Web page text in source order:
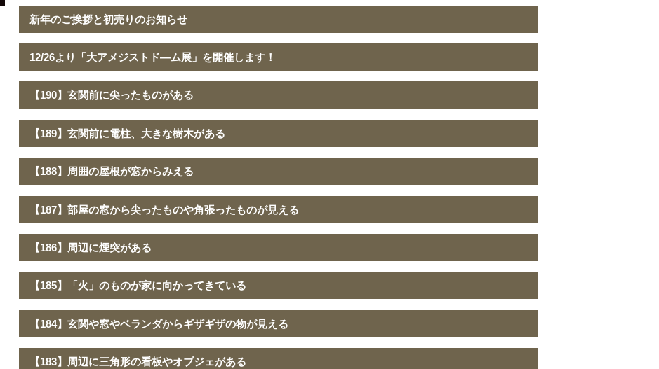
新年のご挨拶と初売りのお知らせ
12/26より「大アメジストド―ム展」を開催します！
【190】玄関前に尖ったものがある
【189】玄関前に電柱、大きな樹木がある
【188】周囲の屋根が窓からみえる
【187】部屋の窓から尖ったものや角張ったものが見える
【186】周辺に煙突がある
【185】「火」のものが家に向かってきている
【184】玄関や窓やベランダからギザギザの物が見える
【183】周辺に三角形の看板やオブジェがある